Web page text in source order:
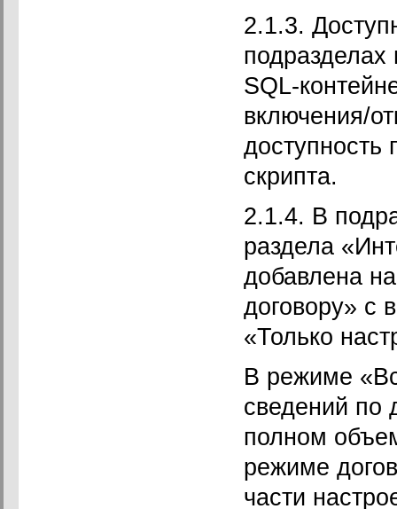
2.1.3.
SQL-
включения/
доступность
скрипта.
2.1.4. В
раздела
добавлена
договору» с
«Только
В режиме
сведений по
полном
режиме
части